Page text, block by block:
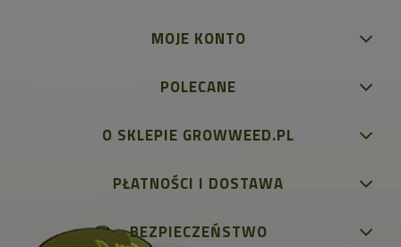
MOJE KONTO
POLECANE
O SKLEPIE GROWWEED.PL
PŁATNOŚCI I DOSTAWA
BEZPIECZEŃSTWO